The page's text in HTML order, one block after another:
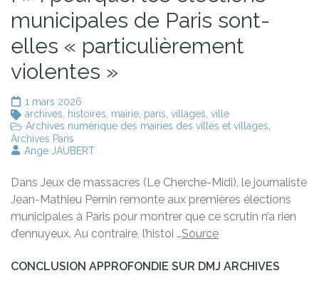
municipales de Paris sont-
elles « particulièrement
violentes »
1 mars 2026
archives
histoires mairie paris villages ville
Archives numérique des mairies des villes et villages
Archives Paris
Ange JAUBERT
Dans Jeux de massacres (Le Cherche-Midi), le journaliste
Jean-Mathieu Pernin remonte aux premières élections
municipales à Paris pour montrer que ce scrutin n’a rien
d’ennuyeux. Au contraire, l’histoi …Source
CONCLUSION APPROFONDIE SUR DMJ ARCHIVES